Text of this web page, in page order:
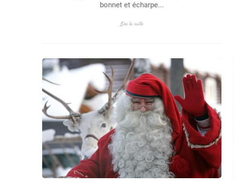
bonnet et écharpe...
Lire la suite